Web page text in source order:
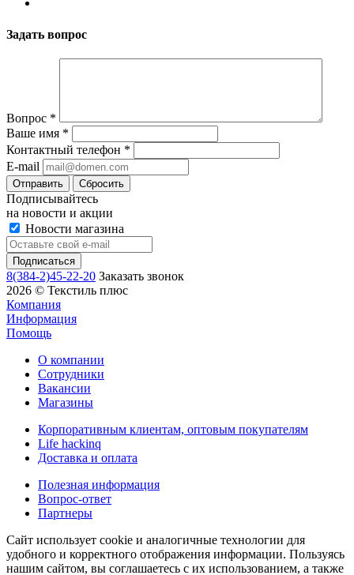
Задать вопрос
Вопрос *
Ваше имя *
Контактный телефон *
E-mail
Сбросить
Подписывайтесь
на новости и акции
Новости магазина
8(384-2)45-22-20 Заказать звонок
2026 © Текстиль плюс
Компания
Информация
Помощь
О компании
Сотрудники
Вакансии
Магазины
Корпоративным клиентам, оптовым покупателям
Life hackinq
Доставка и оплата
Полезная информация
Вопрос-ответ
Партнеры
Сайт использует cookie и аналогичные технологии для
удобного и корректного отображения информации. Пользуясь
нашим сайтом, вы соглашаетесь с их использованием, а также